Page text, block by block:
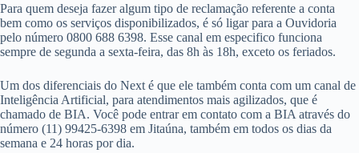
Para quem deseja fazer algum tipo de reclamação referente a conta
bem como os serviços disponibilizados, é só ligar para a Ouvidoria
pelo número 0800 688 6398. Esse canal em especifico funciona
sempre de segunda a sexta-feira, das 8h às 18h, exceto os feriados.
Um dos diferenciais do Next é que ele também conta com um canal de
Inteligência Artificial, para atendimentos mais agilizados, que é
chamado de BIA. Você pode entrar em contato com a BIA através do
número (11) 99425-6398 em Jitaúna, também em todos os dias da
semana e 24 horas por dia.